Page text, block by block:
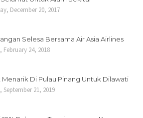
December 20, 2017
Selesa Bersama Air Asia Airlines
February 24, 2018
Menarik Di Pulau Pinang Untuk Dilawati
September 21, 2019